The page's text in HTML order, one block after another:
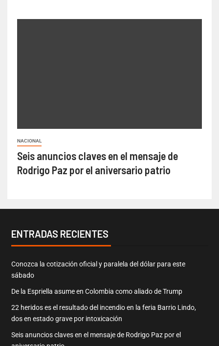
NACIONAL
Seis anuncios claves en el mensaje de
Rodrigo Paz por el aniversario patrio
ENTRADAS RECIENTES
Conozca la cotización oficial y paralela del dólar para este
sábado
De la Espriella asume en Colombia como aliado de Trump
22 heridos es el resultado del incendio en la feria Barrio Lindo,
dos en estado grave por intoxicación
Seis anuncios claves en el mensaje de Rodrigo Paz por el